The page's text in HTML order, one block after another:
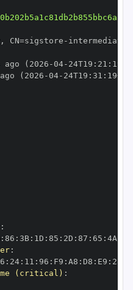
, CN=sigstore -
ago (2026 -04- 24T19 : 21 :
(2026 -04- 24T19 : 31 : 19+00
:
: 86 : 3B: 1D : 85 : 2D : 87 : 65 : 4A
:
: 24: 11 : 96 : F9 : A8 : D8 : E9 : 28
(critical) :